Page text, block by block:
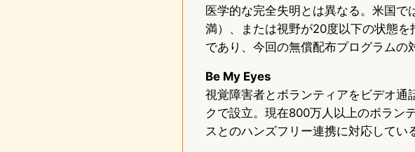
医学的な完全失明とは異なる。米国
満）、または視野が20度以下の状態
であり、今回の無償配布プログラムの
Be My Eyes
視覚障害者とボランティアをビデオ通
クで設立。現在800万人以上のボラン
スとのハンズフリー連携に対応してい